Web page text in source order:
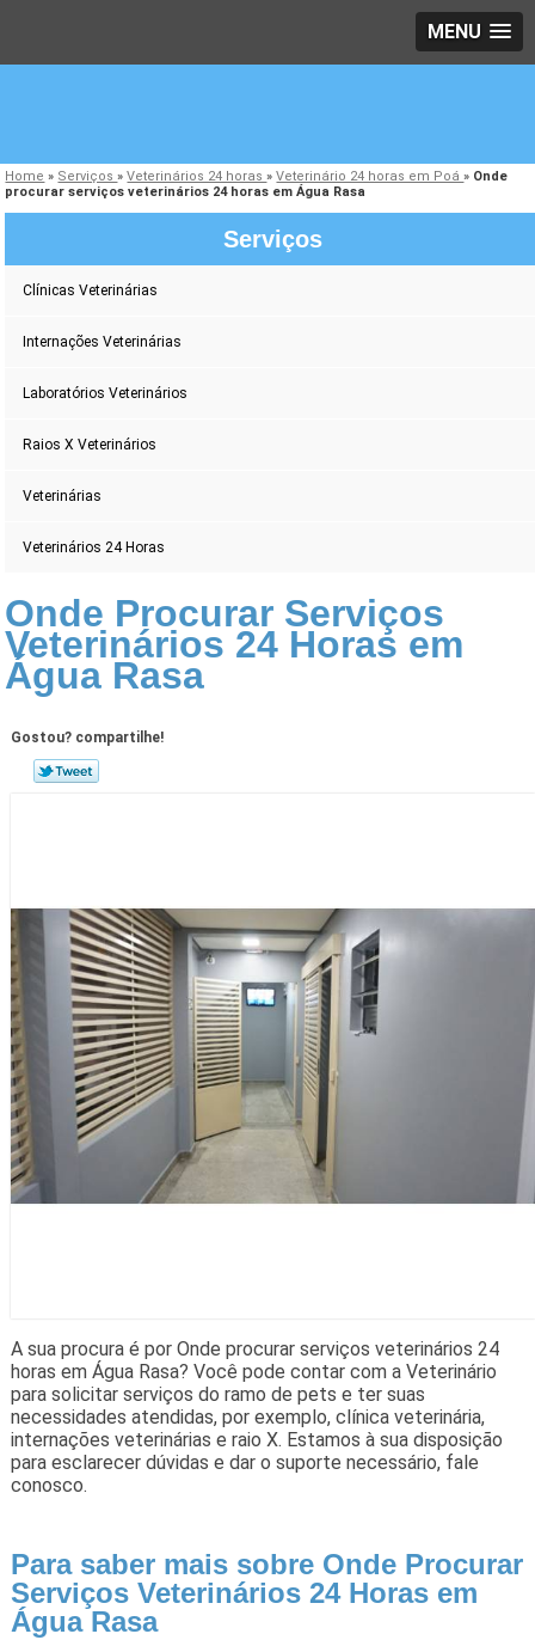
MENU
Home » Serviços»Veterinários 24 horas»Veterinário 24 horas em Poá» Onde
procurar serviços veterinários 24 horas em Água Rasa
Serviços
Clínicas Veterinárias
Internações Veterinárias
Laboratórios Veterinários
Raios X Veterinários
Veterinárias
Veterinários 24 Horas
Onde Procurar Serviços
Veterinários 24 Horas em
Água Rasa
Gostou? compartilhe!
A sua procura é por Onde procurar serviços veterinários 24
horas em Água Rasa? Você pode contar com a Veterinário
para solicitar serviços do ramo de pets e ter suas
necessidades atendidas, por exemplo, clínica veterinária,
internações veterinárias e raio X. Estamos à sua disposição
para esclarecer dúvidas e dar o suporte necessário, fale
conosco.
Para saber mais sobre Onde Procurar
Serviços Veterinários 24 Horas em
Água Rasa